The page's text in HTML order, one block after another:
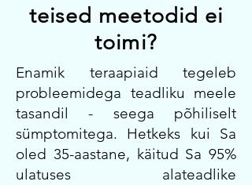
teised meetodid ei
toimi?
Enamik teraapiaid tegeleb
probleemidega teadliku meele
tasandil - seega põhiliselt
sümptomitega. Hetkeks kui Sa
oled 35-aastane, käitud Sa 95%
ulatuses alateadlike